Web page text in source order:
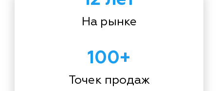
На рынке
100+
Точек продаж